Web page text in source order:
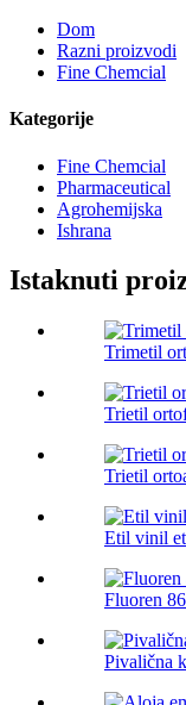
Dom
Razni proizvodi
Fine Chemcial
Kategorije
Fine Chemcial
Pharmaceutical
Agrohemijska
Ishrana
Istaknuti
Trimetil
Trietil
Trietil
Etil vinil
Fluoren
Pivalična